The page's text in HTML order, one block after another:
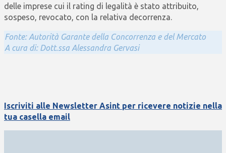
delle imprese cui il rating di legalità è stato attribuito,
sospeso, revocato, con la relativa decorrenza.
Fonte: Autorità Garante della Concorrenza e del Mercato
A cura di: Dott.ssa Alessandra Gervasi
Iscriviti alle Newsletter Asint per ricevere notizie nella
tua casella email